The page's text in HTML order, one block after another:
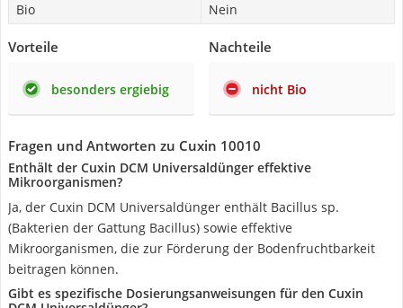
Bio
Nein
Vorteile
besonders ergiebig
Nachteile
nicht Bio
Fragen und Antworten zu Cuxin 10010
Enthält der Cuxin DCM Universaldünger effektive
Mikroorganismen?
Ja, der Cuxin DCM Universaldünger enthält Bacillus sp.
(Bakterien der Gattung Bacillus) sowie effektive
Mikroorganismen, die zur Förderung der Bodenfruchtbarkeit
beitragen können.
Gibt es spezifische Dosierungsanweisungen für den Cuxin